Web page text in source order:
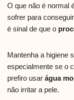
O que não é normal
sofrer para
é sinal de que o
Mantenha a higiene
especialmente se o
prefiro usar água
não irritar a pele.